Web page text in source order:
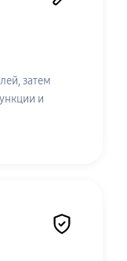
затем
и